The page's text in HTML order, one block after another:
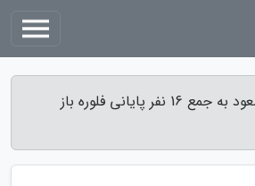
بانوان شمشیرباز از صعود به جمع 16 نفر پایانی فلوره باز